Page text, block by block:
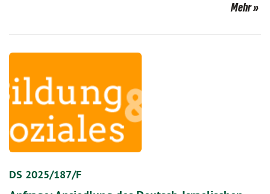
Mehr
DS 2025/187/F